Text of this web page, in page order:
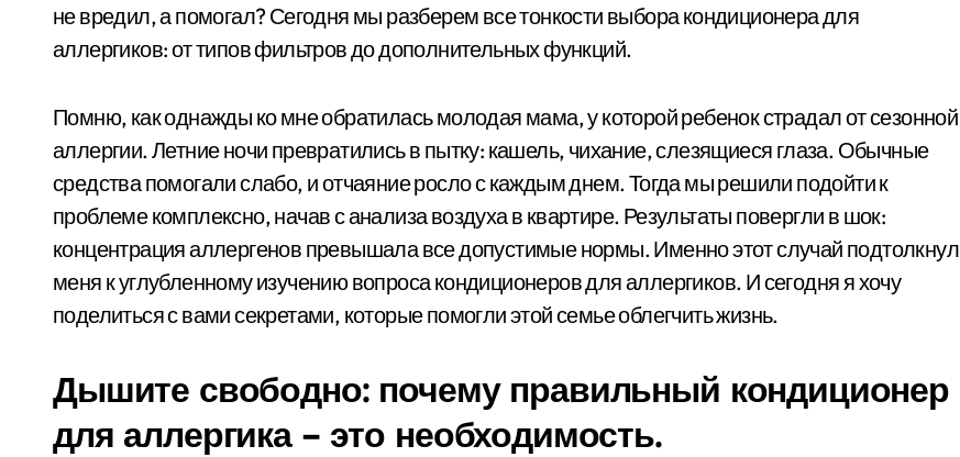
не вредил, а помогал? Сегодня мы разберем все тонкости выбора кондиционера для
аллергиков: от типов фильтров до дополнительных функций.
Помню, как однажды ко мне обратилась молодая мама, у которой ребенок страдал от сезонной
аллергии. Летние ночи превратились в пытку: кашель, чихание, слезящиеся глаза. Обычные
средства помогали слабо, и отчаяние росло с каждым днем. Тогда мы решили подойти к
проблеме комплексно, начав с анализа воздуха в квартире. Результаты повергли в шок:
концентрация аллергенов превышала все допустимые нормы. Именно этот случай подтолкнул
меня к углубленному изучению вопроса кондиционеров для аллергиков. И сегодня я хочу
поделиться с вами секретами, которые помогли этой семье облегчить жизнь.
Дышите свободно: почему правильный кондиционер
для аллергика – это необходимость.